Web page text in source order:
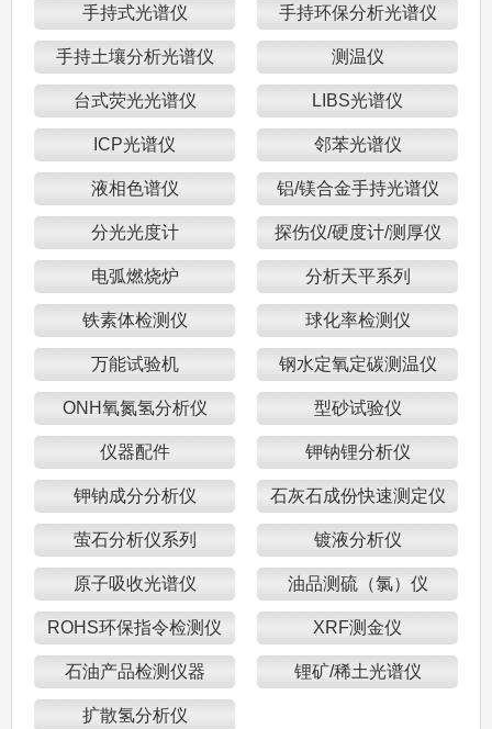
手持式光谱仪 手持环保分析光谱仪
手持土壤分析光谱仪 测温仪
台式荧光光谱仪 LIBS光谱仪
ICP光谱仪 邻苯光谱仪
液相色谱仪 铝/镁合金手持光谱仪
分光光度计 探伤仪/硬度计/测厚仪
电弧燃烧炉 分析天平系列
铁素体检测仪 球化率检测仪
万能试验机 钢水定氧定碳测温仪
ONH氧氮氢分析仪 型砂试验仪
仪器配件 钾钠锂分析仪
钾钠成分分析仪 石灰石成份快速测定仪
萤石分析仪系列 镀液分析仪
原子吸收光谱仪 油品测硫（氯）仪
ROHS环保指令检测仪 XRF测金仪
石油产品检测仪器 锂矿/稀土光谱仪
扩散氢分析仪